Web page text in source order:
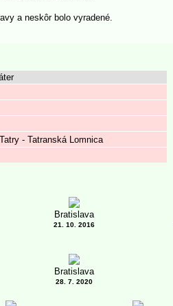
a neskôr bolo vyradené.
- Tatranská Lomnica
Bratislava
21. 10. 2016
Bratislava
28. 7. 2020